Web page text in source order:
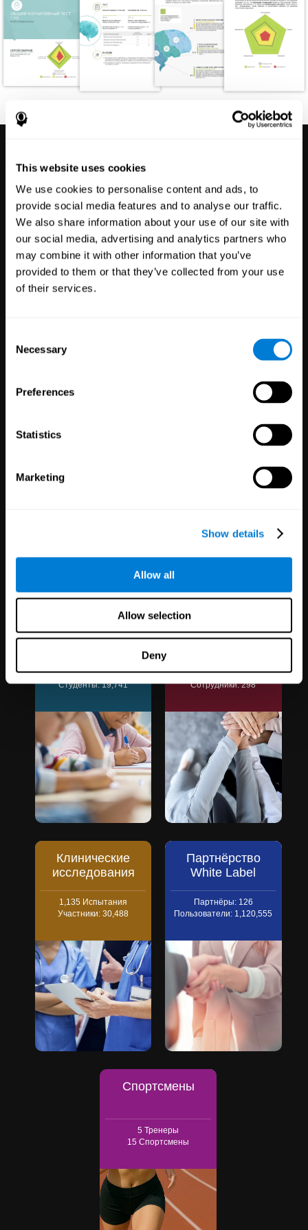
This website uses cookies
We use cookies to personalise content and ads, to
provide social media features and to analyse our traffic.
We also share information about your use of our site with
our social media, advertising and analytics partners who
may combine it with other information that you’ve
provided to them or that they’ve collected from your use
of their services.
Selection
Necessary
Preferences
Statistics
Marketing
Show details
Allow all
Allow selection
Deny
Подробнее о CogniFit
Предложите нашу технологию для
Исследование
784
Образование
Школы:1,067
Студенты:19,741
Благополучие
сотрудников
Компании:51
Сотрудники:298
Клинические
исследования
1,135 Испытания
Участники: 30,488
Партнёрство
White Label
Партнёры: 126
Пользователи: 1,120,555
Спортсмены
5 Тренеры
15 Спортсмены